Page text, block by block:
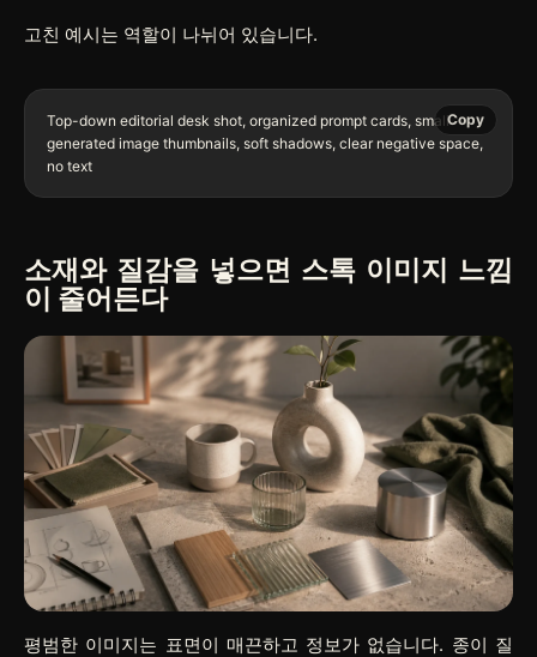
고친 예시는 역할이 나뉘어 있습니다.
Top-down editorial desk shot, organized prompt cards, small
generated image thumbnails, soft shadows, clear negative space,
Copy
소재와 질감을 넣으면 스톡 이미지 느낌
이 줄어든다
평범한 이미지는 표면이 매끈하고 정보가 없습니다. 종이 질